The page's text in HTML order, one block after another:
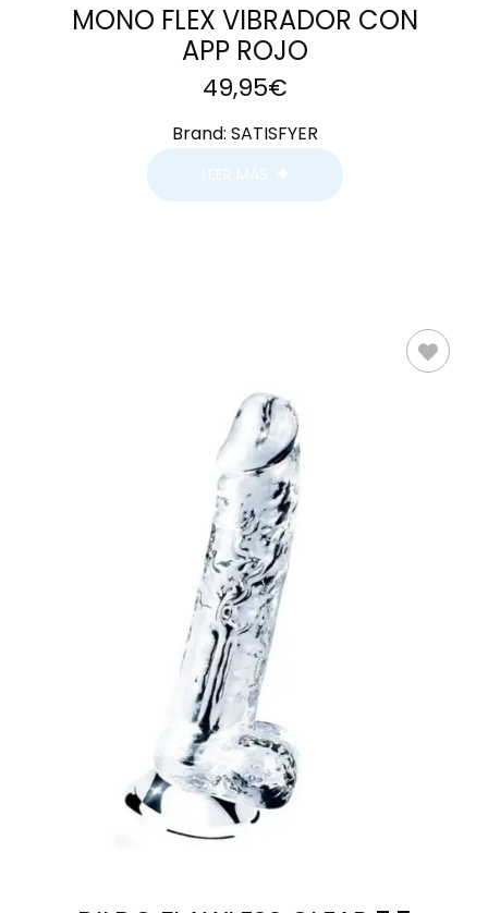
MONO FLEX VIBRADOR CON
APP ROJO
49,95€
Brand: SATISFYER
LEER MÁS
LEER MÁS